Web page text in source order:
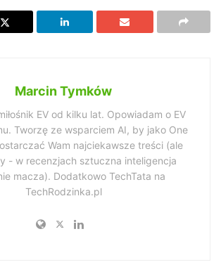
Marcin Tymków
EV od kilku lat. Opowiadam o EV
Tworzę ze wsparciem AI, by jako One
Wam najciekawsze treści (ale
- w recenzjach sztuczna inteligencja
macza). Dodatkowo TechTata na
TechRodzinka.pl